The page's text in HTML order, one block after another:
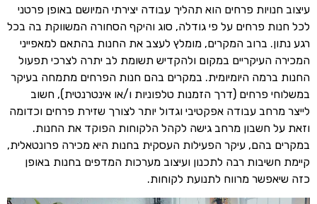
עיצוב חנויות פרחים הוא תהליך עבודה יצירתי המיושם באופן פרטני
לכל חנות פרחים על פי גודלה, סוג והיקף הסחורה המשווקת בה בכל
רגע נתון. ברוב המקרים, מומלץ לעצב את החנות בהתאם למאפייני
המכירה העיקריים במקום ולהקדיש תשומת לב יתרה לצרכי תפעול
החנות ברמה היומיומית. במקרים בהם חנות הפרחים מתמחה בעיקר
במשלוחי פרחים (דרך הזמנות טלפוניות ו/או אינטרנטית), חשוב
לייצר מרחב עבודה אפקטיבי וגדול יותר לצורך שזירת פרחים וכדומה
וזאת על חשבון מרחב גישה לקהל הלקוחות הפוקד את החנות.
במקרים בהם, עיקר הפעילות העסקית בחנות היא מכירה פרונטאלית,
קיימת חשיבות רבה לתכנון ועיצוב מערכות המדפים בחנות באופן
כזה שיאפשר מרווח לתנועת לקוחות.